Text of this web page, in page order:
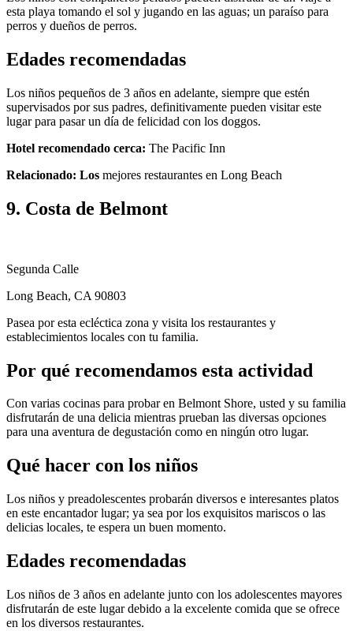
esta playa tomando el sol y jugando en las aguas; un paraíso para
perros y dueños de perros.
Edades recomendadas
Los niños pequeños de 3 años en adelante, siempre que estén
supervisados ​​por sus padres, definitivamente pueden visitar este
lugar para pasar un día de felicidad con los doggos.
Hotel recomendado cerca: The Pacific Inn
Relacionado: Los mejores restaurantes en Long Beach
9. Costa de Belmont
Segunda Calle
Long Beach, CA 90803
Pasea por esta ecléctica zona y visita los restaurantes y
establecimientos locales con tu familia.
Por qué recomendamos esta actividad
Con varias cocinas para probar en Belmont Shore, usted y su familia
disfrutarán de una delicia mientras prueban las diversas opciones
para una aventura de degustación como en ningún otro lugar.
Qué hacer con los niños
Los niños y preadolescentes probarán diversos e interesantes platos
en este encantador lugar; ya sea por los exquisitos mariscos o las
delicias locales, te espera un buen momento.
Edades recomendadas
Los niños de 3 años en adelante junto con los adolescentes mayores
disfrutarán de este lugar debido a la excelente comida que se ofrece
en los diversos restaurantes.